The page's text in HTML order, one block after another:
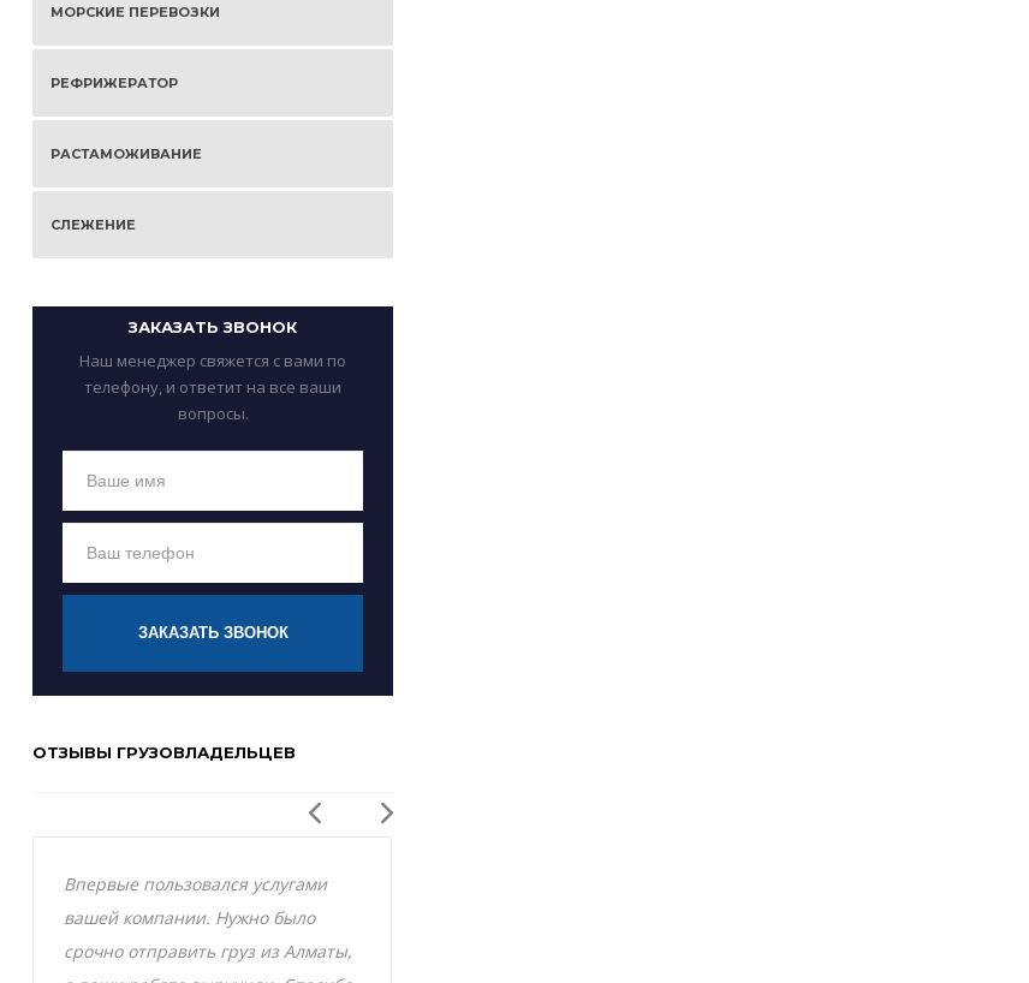
МОРСКИЕ ПЕРЕВОЗКИ
РЕФРИЖЕРАТОР
РАСТАМОЖИВАНИЕ
СЛЕЖЕНИЕ
ЗАКАЗАТЬ ЗВОНОК
Наш менеджер свяжется с вами по
телефону, и ответит на все ваши
вопросы.
ЗАКАЗАТЬ ЗВОНОК
ОТЗЫВЫ ГРУЗОВЛАДЕЛЬЦЕВ
Впервые пользовался услугами
вашей компании. Нужно было
срочно отправить груз из Алматы,